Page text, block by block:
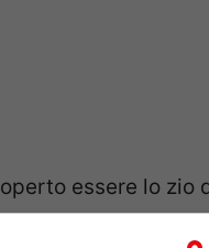
essere lo zio
offre